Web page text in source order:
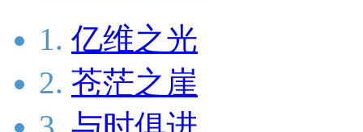
1. 亿维之光
2. 苍茫之崖